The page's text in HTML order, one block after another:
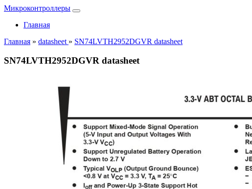
Микроконтроллеры
Главная
Главная » datasheet » SN74LVTH2952DGVR datasheet
SN74LVTH2952DGVR datasheet